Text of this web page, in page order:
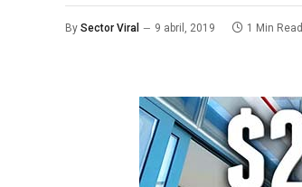
By Sector Viral 9 abril, 2019 1 Min Read